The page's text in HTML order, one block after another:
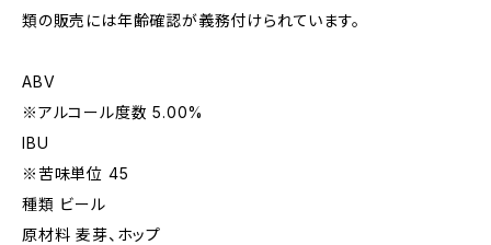
類の販売には年齢確認が義務付けられています。
ABV
※アルコール度数 5.00%
IBU
※苦味単位 45
種類 ビール
原材料 麦芽、ホップ